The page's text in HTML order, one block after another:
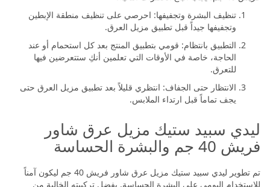
فريش 40 جم، يجب اتباع الخطوات التالية:
تنظيف البشرة وتجفيفها: احرصي على تنظيف منطقة الإبطين
وتجفيفها جيداً قبل تطبيق مزيل العرق.
التطبيق بانتظام: قومي بتطبيق المنتج بعد كل استحمام أو عند
الحاجة، خاصة في الأوقات التي تعلمين أنكِ ستتعرضين فيها
للتعرق.
الانتظار حتى الجفاف: انتظري قليلاً بعد تطبيق مزيل العرق حتى
يجف تماماً قبل ارتداء الملابس.
ليدي سبيد ستيك مزيل عرق شاور
فريش 40 جم والبشرة الحساسة
تم تطوير ليدي سبيد ستيك مزيل عرق شاور فريش 40 جم ليكون آمناً